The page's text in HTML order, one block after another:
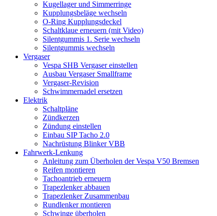
Kugellager und Simmerringe
Kupplungsbeläge wechseln
O-Ring Kupplungsdeckel
Schaltklaue erneuern (mit Video)
Silentgummis 1. Serie wechseln
Silentgummis wechseln
Vergaser
Vespa SHB Vergaser einstellen
Ausbau Vergaser Smallframe
Vergaser-Revision
Schwimmernadel ersetzen
Elektrik
Schaltpläne
Zündkerzen
Zündung einstellen
Einbau SIP Tacho 2.0
Nachrüstung Blinker VBB
Fahrwerk-Lenkung
Anleitung zum Überholen der Vespa V50 Bremsen
Reifen montieren
Tachoantrieb erneuern
Trapezlenker abbauen
Trapezlenker Zusammenbau
Rundlenker montieren
Schwinge überholen